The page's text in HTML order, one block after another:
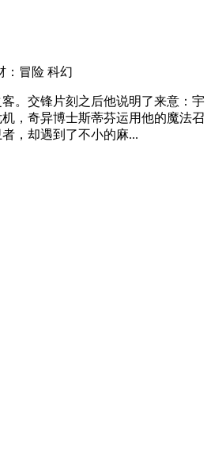
： 冒险 科幻
。交锋片刻之后他说明了来意：宇
，奇异博士斯蒂芬运用他的魔法召
，却遇到了不小的麻...